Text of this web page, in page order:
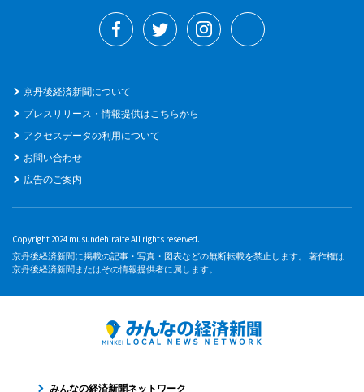
京丹後経済新聞について
プレスリリース・情報提供はこちらから
アクセスデータの利用について
お問い合わせ
広告のご案内
Copyright 2024 musundehiraite All rights reserved.
京丹後経済新聞に掲載の記事・写真・図表などの無断転載を禁止します。 著作権は
京丹後経済新聞またはその情報提供者に属します。
みんなの経済新聞ネットワーク